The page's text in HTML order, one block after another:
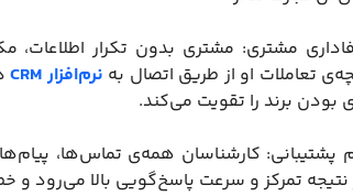
مشتری: مشتری بدون تکرار اطلاعات،
تعاملات او از طریق اتصال به نرم‌افزار CRM
بودن برند را تقویت می‌کند.
پشتیبانی: کارشناسان همه‌ی تماس‌ها،
تمرکز و سرعت پاسخ‌گویی بالا می‌رود و